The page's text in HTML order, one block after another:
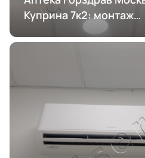
Куприна 7к2: монтаж
кондиционирования